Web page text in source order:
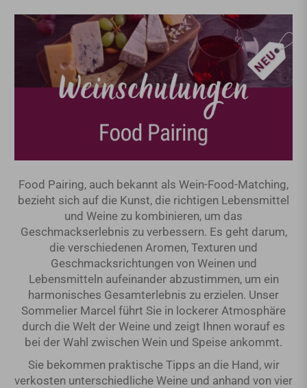
Food Pairing, auch bekannt als Wein-Food-Matching,
bezieht sich auf die Kunst, die richtigen Lebensmittel
und Weine zu kombinieren, um das
Geschmackserlebnis zu verbessern. Es geht darum,
die verschiedenen Aromen, Texturen und
Geschmacksrichtungen von Weinen und
Lebensmitteln aufeinander abzustimmen, um ein
harmonisches Gesamterlebnis zu erzielen. Unser
Sommelier Marcel führt Sie in lockerer Atmosphäre
durch die Welt der Weine und zeigt Ihnen worauf es
bei der Wahl zwischen Wein und Speise ankommt.
Sie bekommen praktische Tipps an die Hand, wir
verkosten unterschiedliche Weine und anhand von vier